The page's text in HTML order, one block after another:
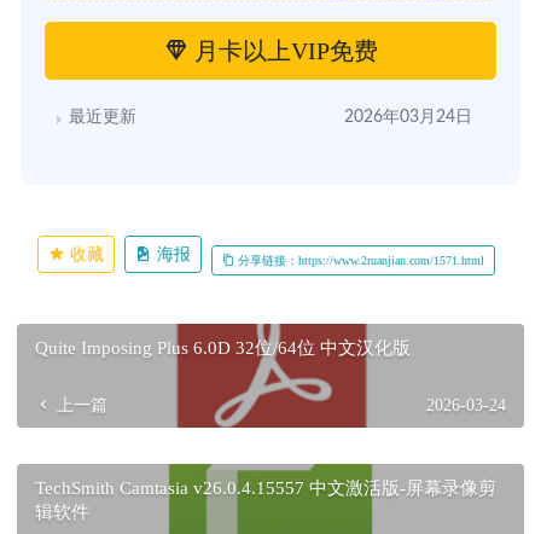
月卡以上VIP免费
最近更新 2026年03月24日
收藏 海报 分享链接：https://www.2ruanjian.com/1571.html
Quite Imposing Plus 6.0D 32位/64位 中文汉化版
上一篇 2026-03-24
TechSmith Camtasia v26.0.4.15557 中文激活版-屏幕录像剪
辑软件